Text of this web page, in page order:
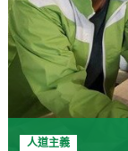
人道主義